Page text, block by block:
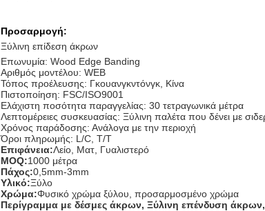
Προσαρμογή:
Ξύλινη επίδεση άκρων
Επωνυμία: Wood Edge Banding
Αριθμός μοντέλου: WEB
Τόπος προέλευσης: Γκουανγκντόνγκ, Κίνα
Πιστοποίηση: FSC/ISO9001
Ελάχιστη ποσότητα παραγγελίας: 30 τετραγωνικά μέτρα
Λεπτομέρειες συσκευασίας: Ξύλινη παλέτα που δένει με
Χρόνος παράδοσης: Ανάλογα με την περιοχή
Όροι πληρωμής: L/C, T/T
Επιφάνεια:Λείο, Ματ, Γυαλιστερό
MOQ:1000 μέτρα
Πάχος:0,5mm-3mm
Υλικό:Ξύλο
Χρώμα:Φυσικό χρώμα ξύλου, προσαρμοσμένο χρώμα
Περίγραμμα με δέσμες άκρων, Ξύλινη επένδυση